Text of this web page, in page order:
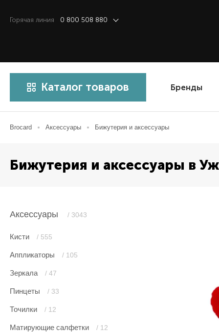
Горячая линия 0 800 508 880
Каталог товаров Бренды
Brocard Аксессуары Бижутерия и аксессуары
Бижутерия и аксессуары в
Аксессуары / 3043
Кисти / 555
Аппликаторы / 105
Зеркала / 47
Пинцеты / 33
Точилки / 12
Матирующие салфетки / 12